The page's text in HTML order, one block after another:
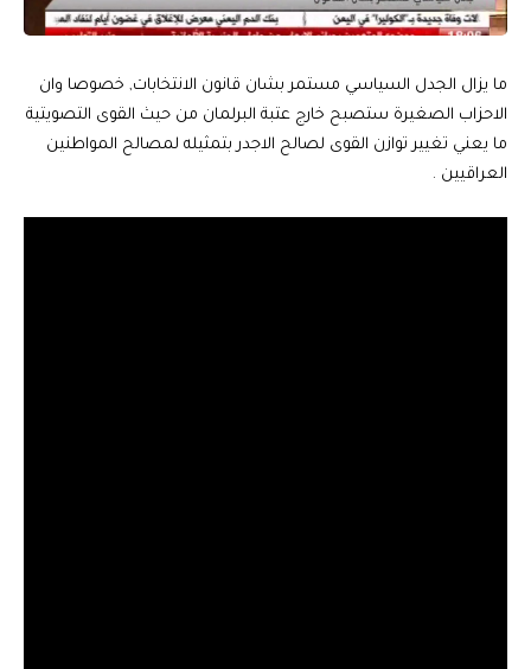
ما يزال الجدل السياسي مستمر بشان قانون الانتخابات, خصوصا وان
الاحزاب الصغيرة ستصبح خارج عتبة البرلمان من حيث القوى التصويتية
ما يعني تغيير توازن القوى لصالح الاجدر بتمثيله لمصالح المواطنين
العراقيين .